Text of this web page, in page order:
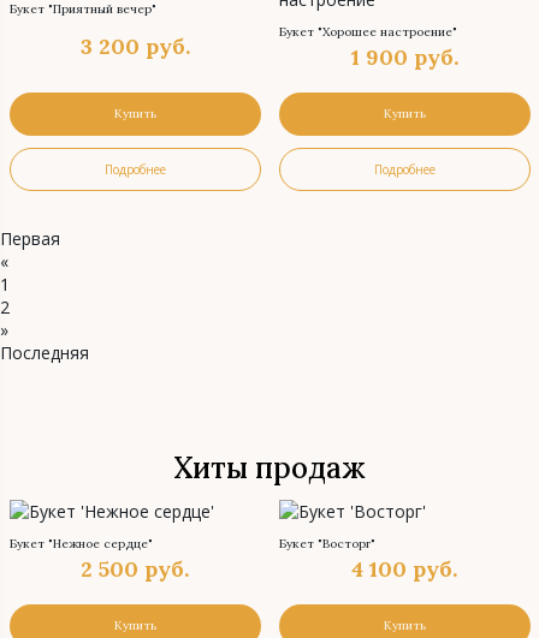
Букет "Приятный вечер"
3 200 руб.
Купить
Подробнее
Букет "Хорошее настроение"
1 900 руб.
Купить
Подробнее
Первая
«
1
2
»
Последняя
Хиты продаж
Букет "Нежное сердце"
2 500 руб.
Купить
Букет "Восторг"
4 100 руб.
Купить